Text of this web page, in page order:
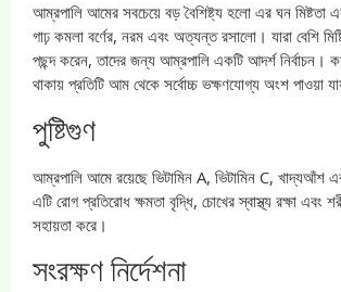
আম্রপালি আমের সবচেয়ে বড় বৈশিষ্ট্য হলো এর ঘন মিষ্টতা
গাঢ় কমলা বর্ণের, নরম এবং অত্যন্ত রসালো। যারা বেশি
পছন্দ করেন, তাদের জন্য আম্রপালি একটি আদর্শ
থাকায় প্রতিটি আম থেকে সর্বোচ্চ ভক্ষণযোগ্য অংশ পাওয়া
পুষ্টিগুণ
আম্রপালি আমে রয়েছে ভিটামিন A, ভিটামিন C, খাদ্যআঁশ এবং
এটি রোগ প্রতিরোধ ক্ষমতা বৃদ্ধি, চোখের স্বাস্থ্য রক্ষা এবং
সহায়তা করে।
সংরক্ষণ নির্দেশনা